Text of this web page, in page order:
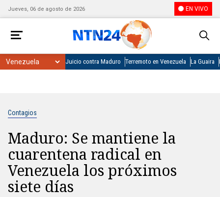
Jueves, 06 de agosto de 2026 EN VIVO
Juicio contra Maduro Terremoto en Venezuela La Guaira
Contagios
Maduro: Se mantiene la
cuarentena radical en
Venezuela los próximos
siete días